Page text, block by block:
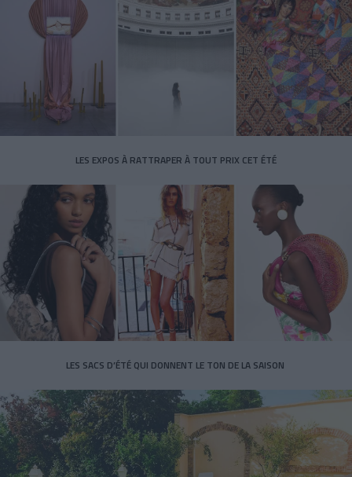
LES EXPOS À RATTRAPER À TOUT PRIX CET ÉTÉ
LES SACS D’ÉTÉ QUI DONNENT LE TON DE LA SAISON